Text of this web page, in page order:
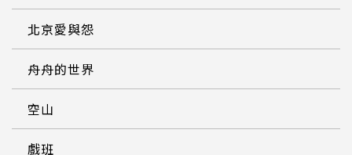
北京愛與怨
舟舟的世界
空山
戲班